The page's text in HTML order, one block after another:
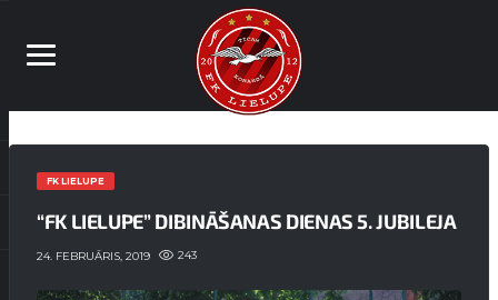
FK LIELUPE
“FK LIELUPE” DIBINĀŠANAS DIENAS 5. JUBILEJA
24. FEBRUĀRIS, 2019 243